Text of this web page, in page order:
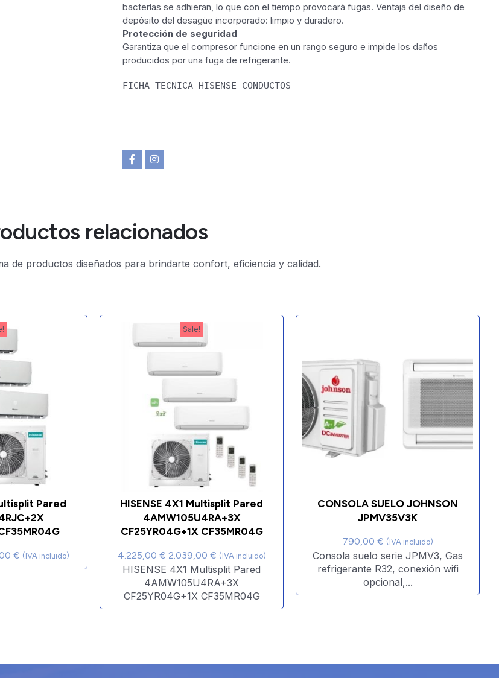
bacterías se adhieran, lo que con el tiempo provocará fugas. Ventaja del diseño de
depósito del desagüe incorporado: limpio y duradero.
Protección de seguridad
Garantiza que el compresor funcione en un rango seguro e impide los daños
producidos por una fuga de refrigerante.
FICHA TECNICA HISENSE CONDUCTOS
relacionados
de productos diseñados para brindarte confort, eficiencia y calidad.
Pared
€ (IVA incluido)
Sale!
HISENSE 4X1 Multisplit Pared
4AMW105U4RA+3X
CF25YR04G+1X CF35MR04G
4.225,00€ 2.039,00 € (IVA incluido)
HISENSE 4X1 Multisplit Pared
4AMW105U4RA+3X
CF25YR04G+1X CF35MR04G
CONSOLA SUELO JOHNSON
JPMV35V3K
790,00 € (IVA incluido)
Consola suelo serie JPMV3, Gas
refrigerante R32, conexión wifi
opcional,...